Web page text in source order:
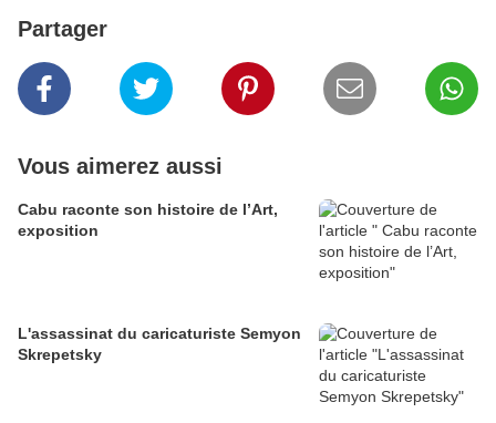
Partager
Vous aimerez aussi
Cabu raconte son histoire de l’Art,
exposition
L'assassinat du caricaturiste Semyon
Skrepetsky